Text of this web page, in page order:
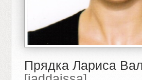
Прядка Лариса